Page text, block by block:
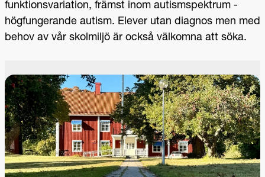
funktionsvariation, främst inom autismspektrum -
högfungerande autism. Elever utan diagnos men med
behov av vår skolmiljö är också välkomna att söka.